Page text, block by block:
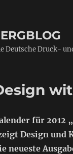
Deutsche Druck-
für 2012
Design und
neueste